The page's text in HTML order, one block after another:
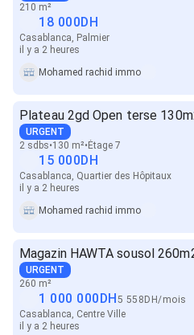
210 m²
18 000DH
Casablanca, Palmier
il y a 2 heures
Mohamed rachid immo
Plateau 2gd Open terse
URGENT
2 sdbs 130 m² Étage 7
15 000DH
Casablanca, Quartier des Hôpitaux
il y a 2 heures
Mohamed rachid immo
Magazin HAWTA sousol
URGENT
260 m²
1 000 000DH5 558 DH/mois
Casablanca, Centre Ville
il y a 2 heures